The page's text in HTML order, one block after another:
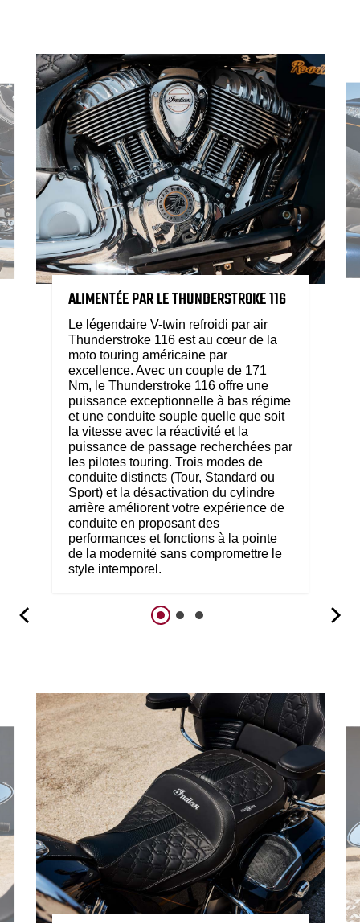
ALIMENTÉE PAR LE THUNDERSTROKE 116
Le légendaire V-twin refroidi par air
Thunderstroke 116 est au cœur de la
moto touring américaine par
excellence. Avec un couple de 171
Nm, le Thunderstroke 116 offre une
puissance exceptionnelle à bas régime
et une conduite souple quelle que soit
la vitesse avec la réactivité et la
puissance de passage recherchées par
les pilotes touring. Trois modes de
conduite distincts (Tour, Standard ou
Sport) et la désactivation du cylindre
arrière améliorent votre expérience de
conduite en proposant des
performances et fonctions à la pointe
de la modernité sans compromettre le
style intemporel.